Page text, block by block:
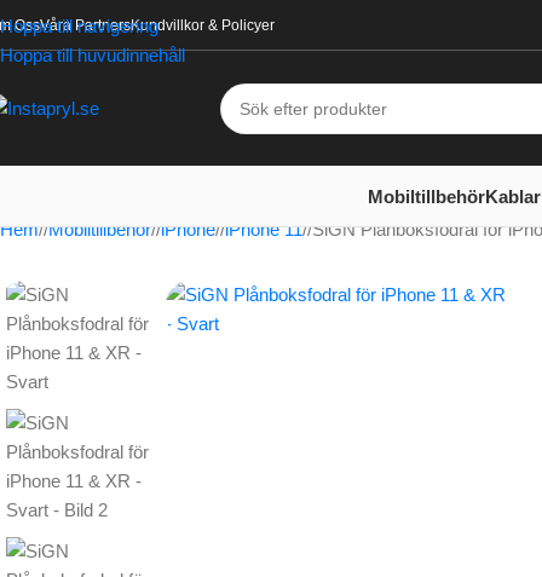
Hoppa till navigering
Hoppa till huvudinnehåll
OssVåra PartnersKundvillkor & Policyer
Mobiltillbehör
Hem/ Mobiltillbehör/ iPhone/ iPhone 11/ SiGN Plånboksfodral för